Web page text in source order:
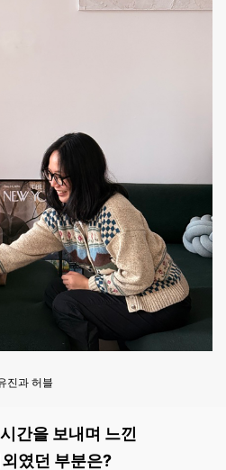
진과 허블
간을 보내며 느낀
였던 부분은?